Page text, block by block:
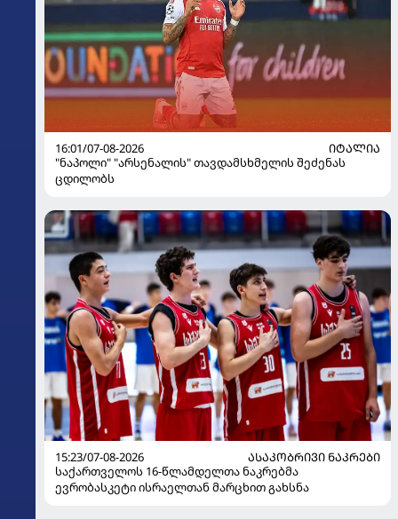
16:01/07-08-2026
ᲘᲢᲐᲚᲘᲐ
"ნაპოლი" "არსენალის" თავდამსხმელის შეძენას
ცდილობს
15:23/07-08-2026
ᲐᲡᲐᲙᲝᲑᲠᲘᲕᲘ ᲜᲐᲙᲠᲔᲑᲘ
საქართველოს 16-წლამდელთა ნაკრებმა
ევრობასკეტი ისრაელთან მარცხით გახსნა